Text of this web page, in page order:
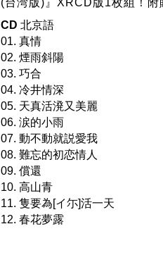
(台湾版)』XRCD版1枚組！
CD 北京語
01. 真情
02. 煙雨斜陽
03. 巧合
04. 冷井情深
05. 天真活溌又美麗
06. 涙的小雨
07. 動不動就説愛我
08. 難忘的初恋情人
09. 償還
10. 高山青
11. 隻要為[イ尓]活一天
12. 春花夢露